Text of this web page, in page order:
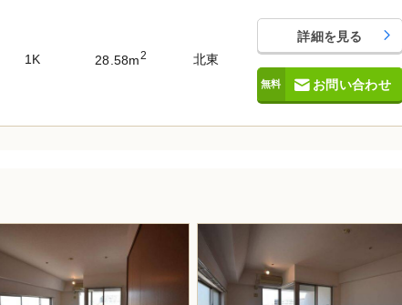
1K 28.58m2 北東
詳細を見る
お問い合わせ